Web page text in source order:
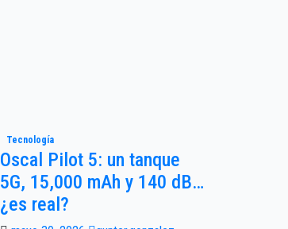
Tecnología
Oscal Pilot 5: un tanque
5G, 15,000 mAh y 140 dB…
¿es real?